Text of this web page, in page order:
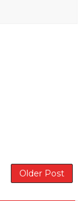
Older Post